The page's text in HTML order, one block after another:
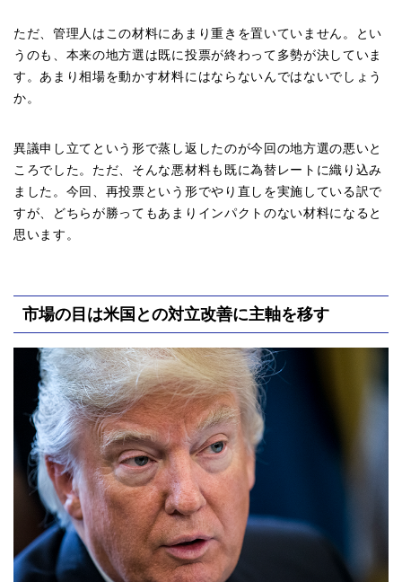
ただ、管理人はこの材料にあまり重きを置いていません。とい
うのも、本来の地方選は既に投票が終わって多勢が決していま
す。あまり相場を動かす材料にはならないんではないでしょう
か。
異議申し立てという形で蒸し返したのが今回の地方選の悪いと
ころでした。ただ、そんな悪材料も既に為替レートに織り込み
ました。今回、再投票という形でやり直しを実施している訳で
すが、どちらが勝ってもあまりインパクトのない材料になると
思います。
市場の目は米国との対立改善に主軸を移す